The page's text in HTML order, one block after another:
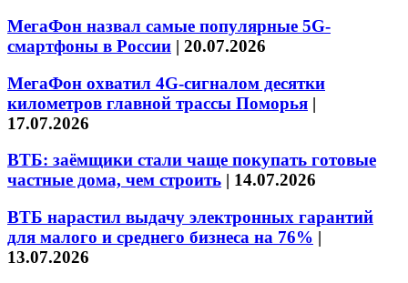
МегаФон назвал самые популярные 5G-
смартфоны в России | 20.07.2026
МегаФон охватил 4G-сигналом десятки
километров главной трассы Поморья |
17.07.2026
ВТБ: заёмщики стали чаще покупать готовые
частные дома, чем строить | 14.07.2026
ВТБ нарастил выдачу электронных гарантий
для малого и среднего бизнеса на 76% |
13.07.2026